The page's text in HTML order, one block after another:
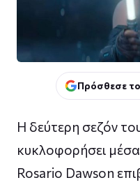
Πρόσθεσε
Η δεύτερη σεζόν
κυκλοφορήσει
Rosario Dawson